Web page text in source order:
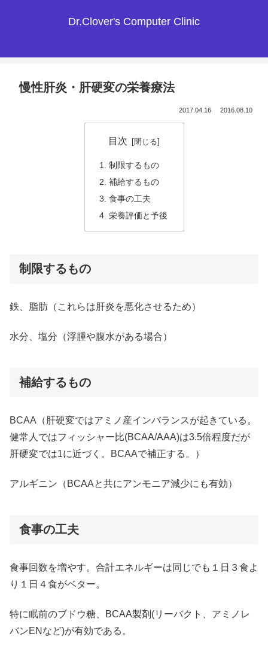
Dr.Clover's Computer Clinic
慢性肝炎・肝硬変の栄養療法
2017.04.16 2016.08.10
目次
制限するもの
補給するもの
食事の工夫
栄養評価と予後
制限するもの
鉄、脂肪（これらは肝炎を悪化させるため）
水分、塩分（浮腫や腹水がある場合）
補給するもの
BCAA（肝硬変ではアミノ産インバランスが起きている。
健常人ではフィッシャー比(BCAA/AAA)は3.5倍程度だが
肝硬変では1に近づく。BCAAで補正する。）
アルギニン（BCAAと共にアンモニア減少にも有効）
食事の工夫
食事回数を増やす。合計エネルギーは同じでも１日３食よ
り１日４食がベター。
特に眠前のブドウ糖、BCAA製剤(リーバクト、アミノレ
バンENなど)が有効である。